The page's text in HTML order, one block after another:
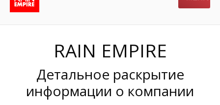
RAIN EMPIRE
Детальное раскрытие
информации о компании